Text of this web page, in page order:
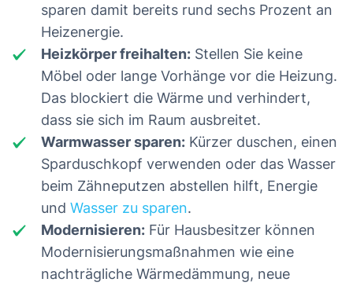
sparen damit bereits rund sechs Prozent an
Heizenergie.
Heizkörper freihalten: Stellen Sie keine
Möbel oder lange Vorhänge vor die Heizung.
Das blockiert die Wärme und verhindert,
dass sie sich im Raum ausbreitet.
Warmwasser sparen: Kürzer duschen, einen
Sparduschkopf verwenden oder das Wasser
beim Zähneputzen abstellen hilft, Energie
und Wasser zu sparen.
Modernisieren: Für Hausbesitzer können
Modernisierungsmaßnahmen wie eine
nachträgliche Wärmedämmung, neue